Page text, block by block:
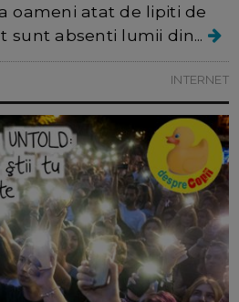
oameni atat de lipiti de
sunt absenti lumii din...
INTERNET